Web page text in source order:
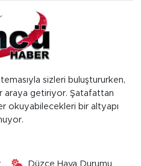
sizleri buluştururken,
araya getiriyor. Şatafattan
okuyabilecekleri bir altyapı
Düzce Hava Durumu